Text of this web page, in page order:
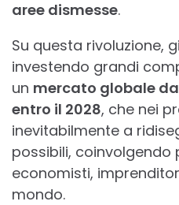
aree dismesse.
Su questa rivoluzione,
investendo grandi
un mercato globale
entro il 2028, che nei
inevitabilmente a
possibili, coinvolgendo
economisti,
mondo.